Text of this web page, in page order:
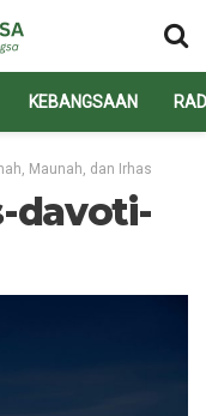
KEBANGSAAN
Maunah, dan Irhas
davoti-